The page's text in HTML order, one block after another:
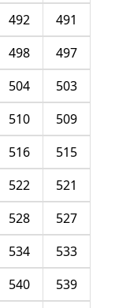
491
492
497
498
503
504
509
510
515
516
521
522
527
528
533
534
539
540